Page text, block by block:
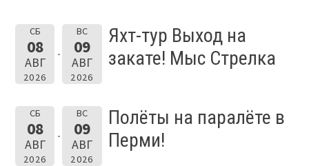
СБ
08
АВГ
2026
ВС
09
АВГ
2026
Яхт-тур Выход на
закате! Мыс Стрелка
СБ
08
АВГ
2026
ВС
09
АВГ
2026
Полёты на паралёте в
Перми!